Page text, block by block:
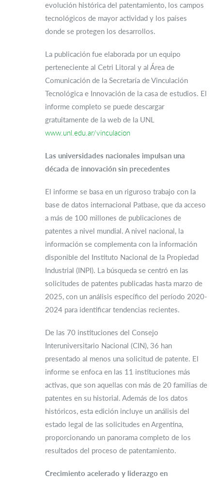
evolución histórica del patentamiento, los campos
tecnológicos de mayor actividad y los países
donde se protegen los desarrollos.
La publicación fue elaborada por un equipo
perteneciente al Cetri Litoral y al Área de
Comunicación de la Secretaría de Vinculación
Tecnológica e Innovación de la casa de estudios. El
informe completo se puede descargar
gratuitamente de la web de la UNL
www.unl.edu.ar/vinculacion
Las universidades nacionales impulsan una
década de innovación sin precedentes
El informe se basa en un riguroso trabajo con la
base de datos internacional Patbase, que da acceso
a más de 100 millones de publicaciones de
patentes a nivel mundial. A nivel nacional, la
información se complementa con la información
disponible del Instituto Nacional de la Propiedad
Industrial (INPI). La búsqueda se centró en las
solicitudes de patentes publicadas hasta marzo de
2025, con un análisis específico del período 2020-
2024 para identificar tendencias recientes.
De las 70 instituciones del Consejo
Interuniversitario Nacional (CIN), 36 han
presentado al menos una solicitud de patente. El
informe se enfoca en las 11 instituciones más
activas, que son aquellas con más de 20 familias de
patentes en su historial. Además de los datos
históricos, esta edición incluye un análisis del
estado legal de las solicitudes en Argentina,
proporcionando un panorama completo de los
resultados del proceso de patentamiento.
Crecimiento acelerado y liderazgo en